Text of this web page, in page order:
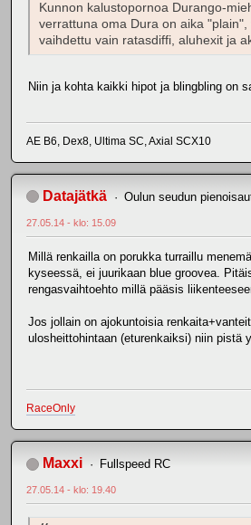
Kunnon kalustopornoa Durango-
verrattuna oma Dura on aika "plain",
vaihdettu vain ratasdiffi, aluhexit ja
Niin ja kohta kaikki hipot ja blingbling on
AE B6, Dex8, Ultima SC, Axial SCX10
Datajätkä Oulun seudun
27.05.14 - klo: 15.09
Millä renkailla on porukka turraillu
kyseessä, ei juurikaan blue groovea.
rengasvaihtoehto millä pääsis
Jos jollain on ajokuntoisia
ulosheittohintaan (eturenkaiksi) niin pistä
RaceOnly
Maxxi Fullspeed RC
27.05.14 - klo: 19.40